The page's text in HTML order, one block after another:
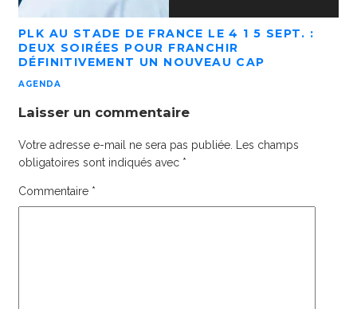
PLK AU STADE DE FRANCE LE 4 1 5 SEPT. :
DEUX SOIRÉES POUR FRANCHIR
DÉFINITIVEMENT UN NOUVEAU CAP
AGENDA
Laisser un commentaire
Votre adresse e-mail ne sera pas publiée.
Les champs
obligatoires sont indiqués avec *
Commentaire *